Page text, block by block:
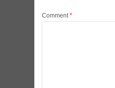
Comment*